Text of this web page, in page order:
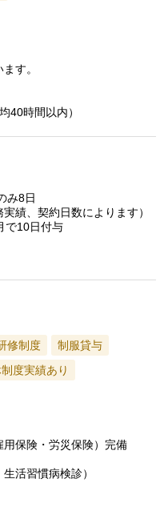
す。
40時間以内）
み8日
績、契約日数によります）
10日付与
修制度
制服貸与
度実績あり
用保険・労災保険）完備
活習慣病検診）